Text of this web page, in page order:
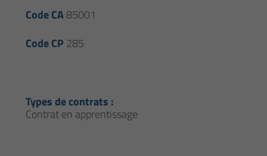
Code CA85001
Code CP 285
Types de contrats :
Contrat en apprentissage